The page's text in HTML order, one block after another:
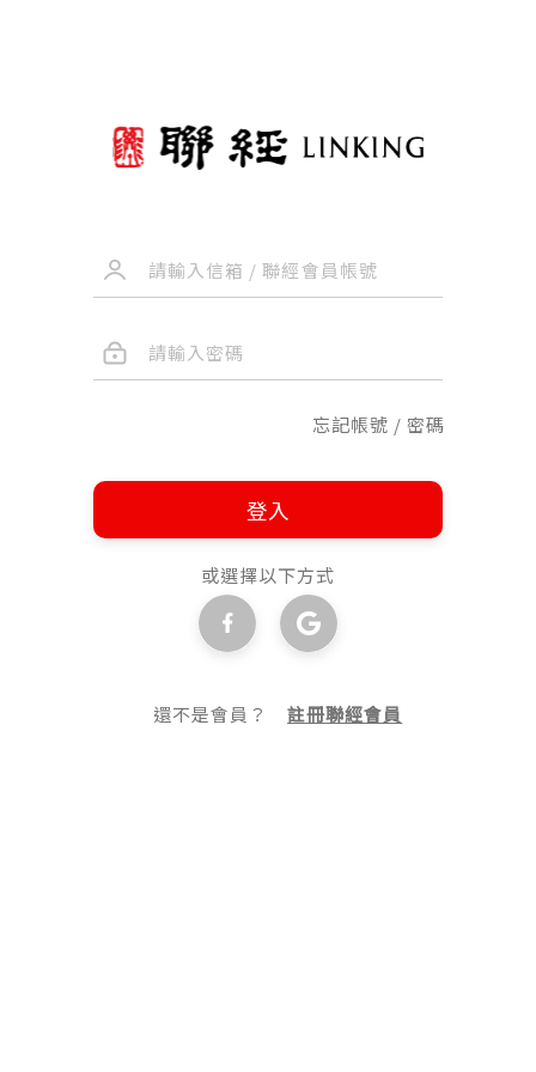
忘記帳號 / 密碼
登入
或選擇以下方式
還不是會員？註冊聯經會員